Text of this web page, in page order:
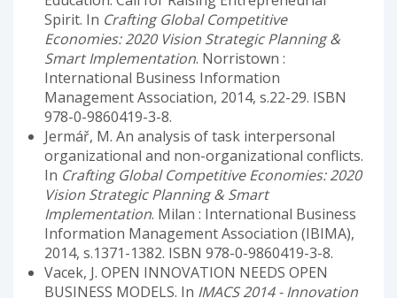
Spirit. In Crafting Global Competitive
Economies: 2020 Vision Strategic Planning &
Smart Implementation. Norristown :
International Business Information
Management Association, 2014, s.22-29. ISBN
978-0-9860419-3-8.
Jermář, M. An analysis of task interpersonal
organizational and non-organizational conflicts.
In Crafting Global Competitive Economies: 2020
Vision Strategic Planning & Smart
Implementation. Milan : International Business
Information Management Association (IBIMA),
2014, s.1371-1382. ISBN 978-0-9860419-3-8.
Vacek, J. OPEN INNOVATION NEEDS OPEN
BUSINESS MODELS. In IMACS 2014 - Innovation